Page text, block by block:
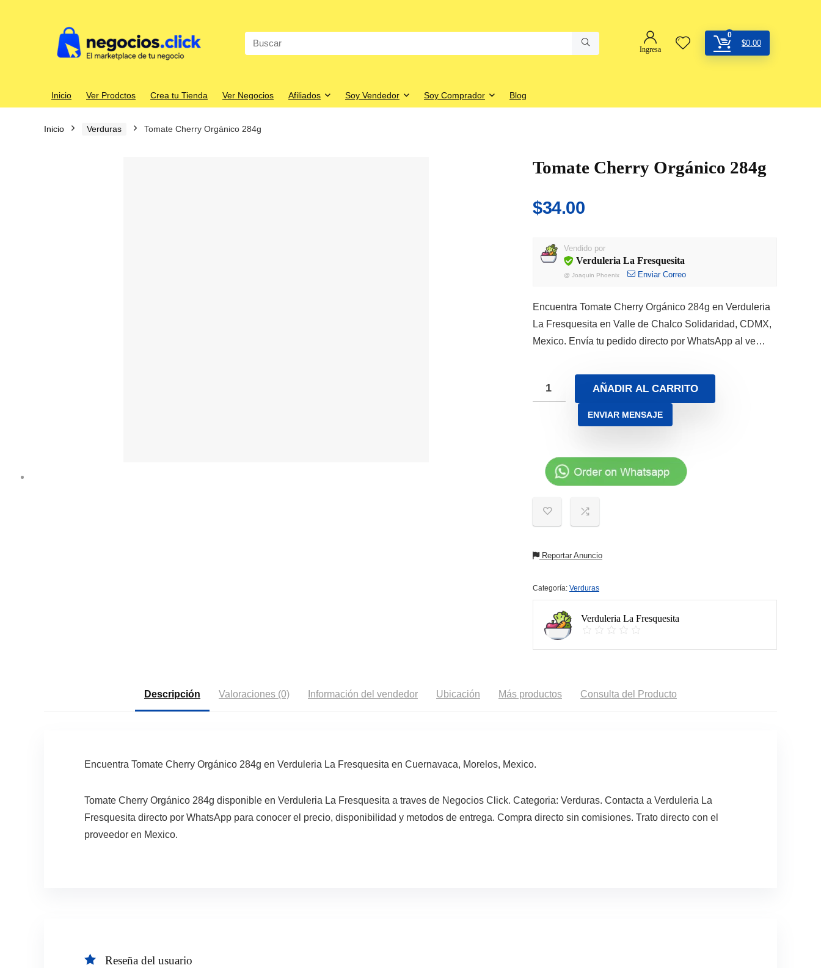
Search
for:
Ingresa
0
$0.00
Inicio Ver Prodctos Crea tu Tienda Ver Negocios Afiliados Soy Vendedor Soy Comprador Blog
Inicio Verduras Tomate Cherry Orgánico 284g
Tomate Cherry Orgánico 284g
$34.00
Vendido por
Verduleria La Fresquesita
@ Joaquin Phoenix Enviar Correo
Encuentra Tomate Cherry Orgánico 284g en Verduleria
La Fresquesita en Valle de Chalco Solidaridad, CDMX,
Mexico. Envía tu pedido directo por WhatsApp al ve…
AÑADIR AL CARRITO
ENVIAR MENSAJE
Reportar Anuncio
Categoría: Verduras
Verduleria La Fresquesita
Descripción Valoraciones (0) Información del vendedor Ubicación Más productos Consulta del Producto
Encuentra Tomate Cherry Orgánico 284g en Verduleria La Fresquesita en Cuernavaca, Morelos, Mexico.
Tomate Cherry Orgánico 284g disponible en Verduleria La Fresquesita a traves de Negocios Click. Categoria: Verduras. Contacta a Verduleria La
Fresquesita directo por WhatsApp para conocer el precio, disponibilidad y metodos de entrega. Compra directo sin comisiones. Trato directo con el
proveedor en Mexico.
Reseña del usuario